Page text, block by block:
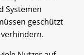
Systemen
geschützt